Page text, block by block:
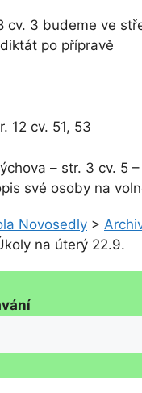
cv. 3 budeme ve
po přípravě
12 cv. 51, 53
– str. 3 cv. 5
své osoby na
Novosedly >
na úterý 22.9.